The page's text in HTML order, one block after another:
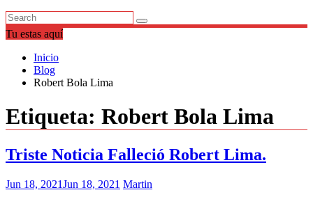
Tu estas aquí
Inicio
Blog
Robert Bola Lima
Etiqueta: Robert Bola Lima
Triste Noticia Falleció Robert Lima.
Jun 18, 2021Jun 18, 2021 Martin